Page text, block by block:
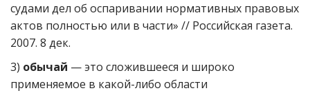
судами дел об оспаривании нормативных правовых
актов полностью или в части» // Российская газета.
2007. 8 дек.
3) обычай — это сложившееся и широко
применяемое в какой-либо области